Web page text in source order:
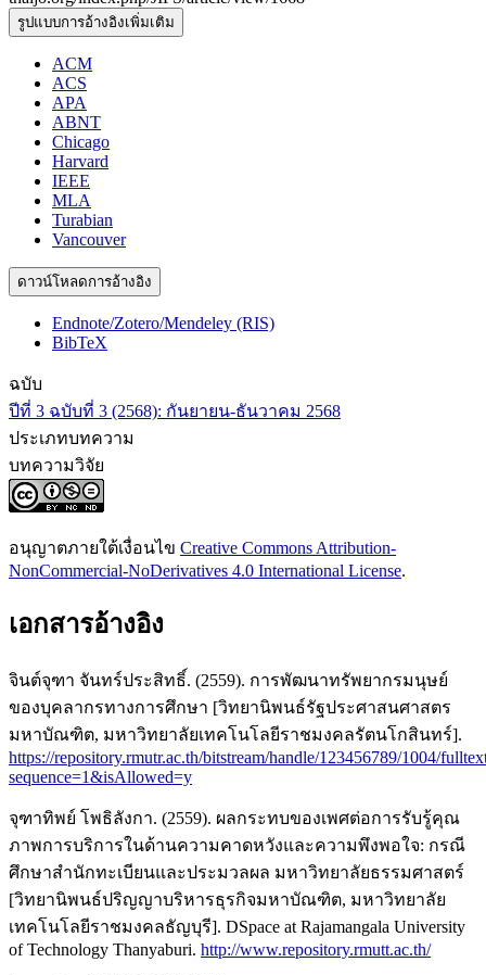
รูปแบบการอ้างอิงเพิ่มเติม
ACM
ACS
APA
ABNT
Chicago
Harvard
IEEE
MLA
Turabian
Vancouver
ดาวน์โหลดการอ้างอิง
Endnote/Zotero/Mendeley (RIS)
BibTeX
ฉบับ
ปีที่ 3 ฉบับที่ 3 (2568): กันยายน-ธันวาคม 2568
ประเภทบทความ
บทความวิจัย
อนุญาตภายใต้เงื่อนไข Creative Commons Attribution-
NonCommercial-NoDerivatives 4.0 International License.
เอกสารอ้างอิง
จินต์จุฑา จันทร์ประสิทธิ์. (2559). การพัฒนาทรัพยากรมนุษย์
ของบุคลากรทางการศึกษา [วิทยานิพนธ์รัฐประศาสนศาสตร
มหาบัณฑิต, มหาวิทยาลัยเทคโนโลยีราชมงคลรัตนโกสินทร์].
https://repository.rmutr.ac.th/bitstream/handle/123456789/1004/
sequence=1&isAllowed=y
จุฑาทิพย์ โพธิลังกา. (2559). ผลกระทบของเพศต่อการรับรู้คุณ
ภาพการบริการในด้านความคาดหวังและความพึงพอใจ: กรณี
ศึกษาสำนักทะเบียนและประมวลผล มหาวิทยาลัยธรรมศาสตร์
[วิทยานิพนธ์ปริญญาบริหารธุรกิจมหาบัณฑิต, มหาวิทยาลัย
เทคโนโลยีราชมงคลธัญบุรี]. DSpace at Rajamangala University
of Technology Thanyaburi. http://www.repository.rmutt.ac.th/